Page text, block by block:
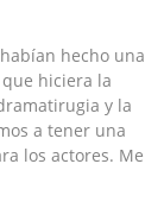
hecho una
hiciera la
y la
a tener una
los actores. Me